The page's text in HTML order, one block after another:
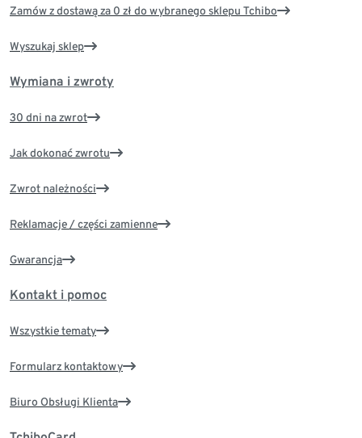
Zamów z dostawą za 0 zł do wybranego sklepu Tchibo
Wyszukaj sklep
Wymiana i zwroty
30 dni na zwrot
Jak dokonać zwrotu
Zwrot należności
Reklamacje / części zamienne
Gwarancja
Kontakt i pomoc
Wszystkie tematy
Formularz kontaktowy
Biuro Obsługi Klienta